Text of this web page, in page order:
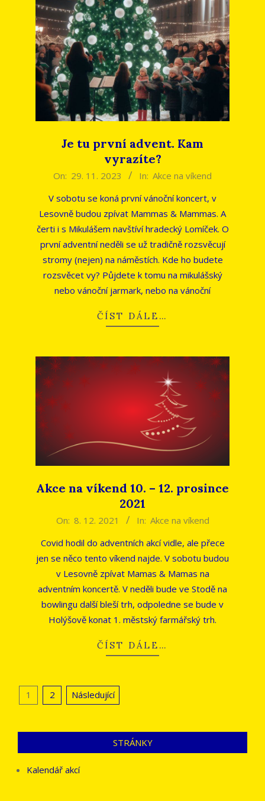
Je tu první advent. Kam
vyrazíte?
2023-On: 29. 11. 2023 In: Akce na víkend
V sobotu se koná první vánoční koncert, v
Lesovně budou zpívat Mammas & Mammas. A
čerti i s Mikulášem navštíví hradecký Lomíček. O
první adventní neděli se už tradičně rozsvěcují
stromy (nejen) na náměstích. Kde ho budete
rozsvěcet vy? Půjdete k tomu na mikulášský
nebo vánoční jarmark, nebo na vánoční
ČÍST DÁLE…
Akce na víkend 10. – 12. prosince
2021
2021-
08
On: 8. 12. 2021 In: Akce na víkend
Covid hodil do adventních akcí vidle, ale přece
jen se něco tento víkend najde. V sobotu budou
v Lesovně zpívat Mamas & Mamas na
adventním koncertě. V neděli bude ve Stodě na
bowlingu další bleší trh, odpoledne se bude v
Holýšově konat 1. městský farmářský trh.
ČÍST DÁLE…
Stránkování
1 2 Následující
STRÁNKY
Kalendář akcí